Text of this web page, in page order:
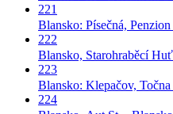
221
Blansko: Písečná,
222
Blansko, Starohraběcí
223
Blansko: Klepačov,
224